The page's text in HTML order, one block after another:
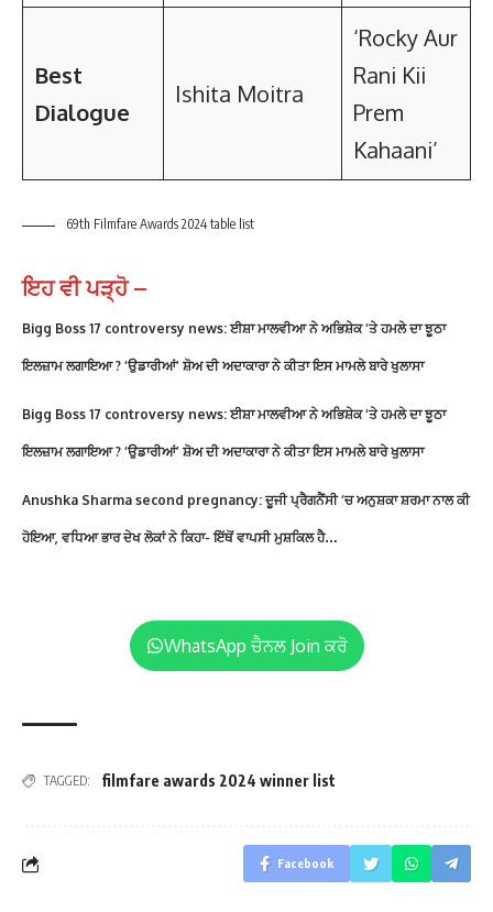
Best
Dialogue
Ishita Moitra
‘Rocky Aur
Rani Kii
Prem
Kahaani’
69th Filmfare Awards 2024 table list
ਇਹ ਵੀ ਪੜ੍ਹੋ –
Bigg Boss 17 controversy news: ਈਸ਼ਾ ਮਾਲਵੀਆ ਨੇ ਅਭਿਸ਼ੇਕ ‘ਤੇ ਹਮਲੇ ਦਾ ਝੂਠਾ
ਇਲਜ਼ਾਮ ਲਗਾਇਆ ? ‘ਉਡਾਰੀਆਂ’ ਸ਼ੋਅ ਦੀ ਅਦਾਕਾਰਾ ਨੇ ਕੀਤਾ ਇਸ ਮਾਮਲੇ ਬਾਰੇ ਖੁਲਾਸਾ
Bigg Boss 17 controversy news: ਈਸ਼ਾ ਮਾਲਵੀਆ ਨੇ ਅਭਿਸ਼ੇਕ ‘ਤੇ ਹਮਲੇ ਦਾ ਝੂਠਾ
ਇਲਜ਼ਾਮ ਲਗਾਇਆ ? ‘ਉਡਾਰੀਆਂ’ ਸ਼ੋਅ ਦੀ ਅਦਾਕਾਰਾ ਨੇ ਕੀਤਾ ਇਸ ਮਾਮਲੇ ਬਾਰੇ ਖੁਲਾਸਾ
Anushka Sharma second pregnancy: ਦੂਜੀ ਪ੍ਰੈਗਨੈਂਸੀ ‘ਚ ਅਨੁਸ਼ਕਾ ਸ਼ਰਮਾ ਨਾਲ ਕੀ
ਹੋਇਆ, ਵਧਿਆ ਭਾਰ ਦੇਖ ਲੋਕਾਂ ਨੇ ਕਿਹਾ- ਇੱਥੋਂ ਵਾਪਸੀ ਮੁਸ਼ਕਿਲ ਹੈ…
WhatsApp ਚੈਨਲ Join ਕਰੋ
TAGGED: filmfare awards 2024 winner list
Facebook